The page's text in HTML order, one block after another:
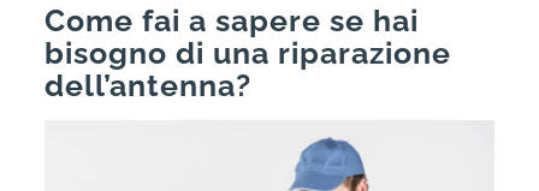
Come fai a sapere se hai
bisogno di una riparazione
dell’antenna?